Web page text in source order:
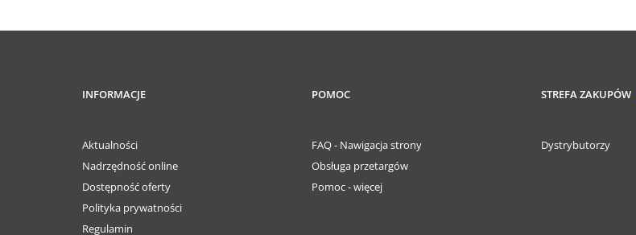
INFORMACJE
Aktualności
Nadrzędność online
Dostępność oferty
Polityka prywatności
Regulamin
POMOC
FAQ - Nawigacja strony
Obsługa przetargów
Pomoc - więcej
STREFA ZAKUPÓW
Dystrybutorzy